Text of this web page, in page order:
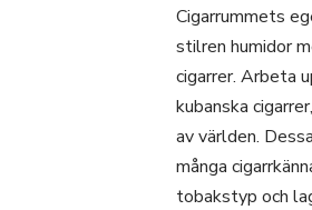
Cigarrummets
stilren humidor
cigarrer. Arbeta
kubanska
av världen.
många
tobakstyp och